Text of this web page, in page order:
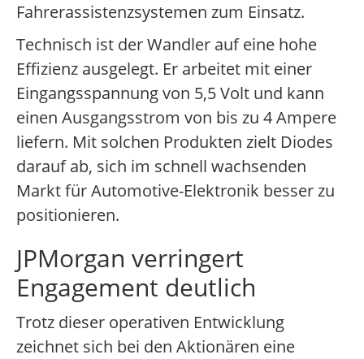
Fahrerassistenzsystemen zum Einsatz.
Technisch ist der Wandler auf eine hohe
Effizienz ausgelegt. Er arbeitet mit einer
Eingangsspannung von 5,5 Volt und kann
einen Ausgangsstrom von bis zu 4 Ampere
liefern. Mit solchen Produkten zielt Diodes
darauf ab, sich im schnell wachsenden
Markt für Automotive-Elektronik besser zu
positionieren.
JPMorgan verringert
Engagement deutlich
Trotz dieser operativen Entwicklung
zeichnet sich bei den Aktionären eine